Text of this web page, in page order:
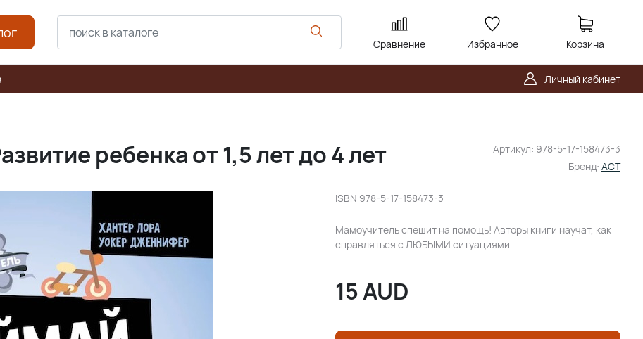
Сравнение Избранное Корзина
Личный кабинет
Артикул: 978-5-17-158473-3
Бренд: АСТ
ребенка от 1,5 лет до 4 лет
ISBN 978-5-17-158473-3
Мамоучитель спешит на помощь! Авторы книги научат, как
справляться с ЛЮБЫМИ ситуациями.
15AUD